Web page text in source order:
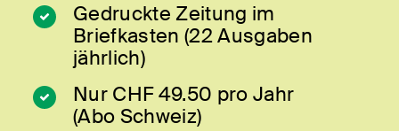
Gedruckte Zeitung im
Briefkasten (22 Ausgaben
jährlich)
Nur CHF 49.50 pro Jahr
(Abo Schweiz)